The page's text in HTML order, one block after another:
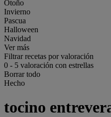
Otoño
Invierno
Pascua
Halloween
Navidad
Ver más
Filtrar recetas por valoración
0 - 5 valoración con estrellas
Borrar todo
Hecho
tocino